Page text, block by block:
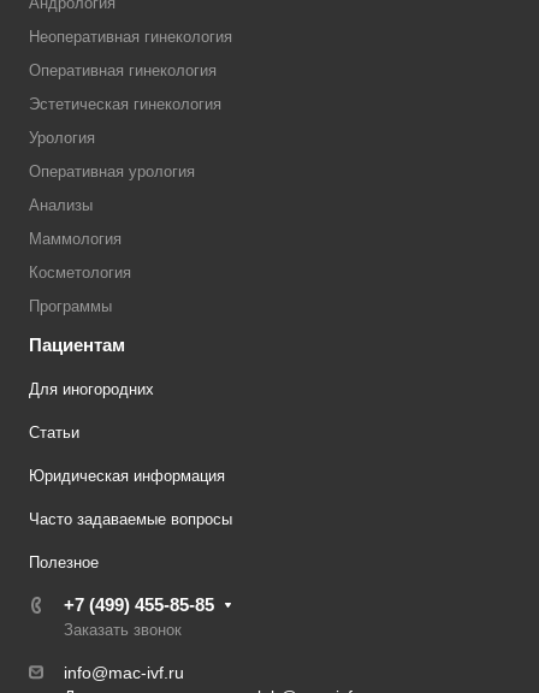
Неоперативная гинекология
Оперативная гинекология
Эстетическая гинекология
Урология
Оперативная урология
Анализы
Маммология
Косметология
Программы
Пациентам
Для иногородних
Статьи
Юридическая информация
Часто задаваемые вопросы
Полезное
+7 (499) 455-85-85
Заказать звонок
info@mac-ivf.ru